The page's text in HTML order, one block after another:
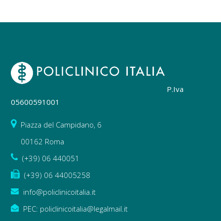
P.Iva
05600591001
Piazza del Campidano, 6
00162 Roma
(+39) 06 440051
(+39) 06 44005258
info@policlinicoitalia.it
PEC: policlinicoitalia@legalmail.it